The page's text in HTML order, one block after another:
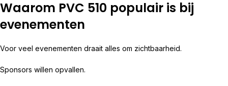
Waarom PVC 510 populair is bij
evenementen
Voor veel evenementen draait alles om zichtbaarheid.
Sponsors willen opvallen.